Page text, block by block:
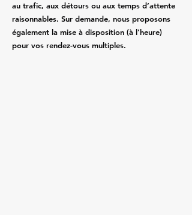
au trafic, aux détours ou aux temps d’attente
raisonnables. Sur demande, nous proposons
également la mise à disposition (à l’heure)
pour vos rendez-vous multiples.